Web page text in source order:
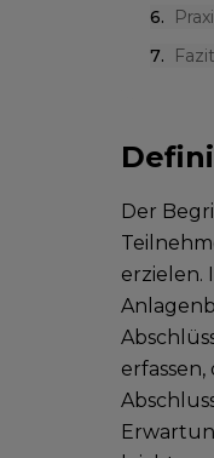
6.
7.
Der
erzielen.